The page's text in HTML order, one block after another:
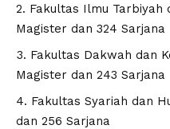
Fakultas Ilmu Tarbiyah
Magister dan 324 Sarjana
Fakultas Dakwah dan
Magister dan 243 Sarjana
Fakultas Syariah dan
dan 256 Sarjana